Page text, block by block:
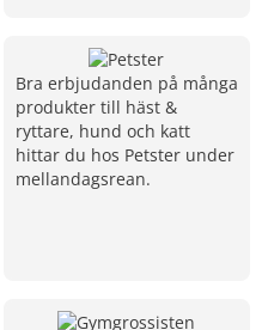
Bra erbjudanden på många
produkter till häst &
ryttare, hund och katt
hittar du hos Petster under
mellandagsrean.